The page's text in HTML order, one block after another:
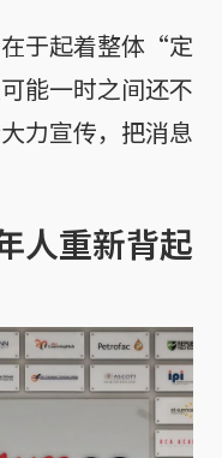
于起着整体“定
能一时之间还不
力宣传，把消息
人重新背起